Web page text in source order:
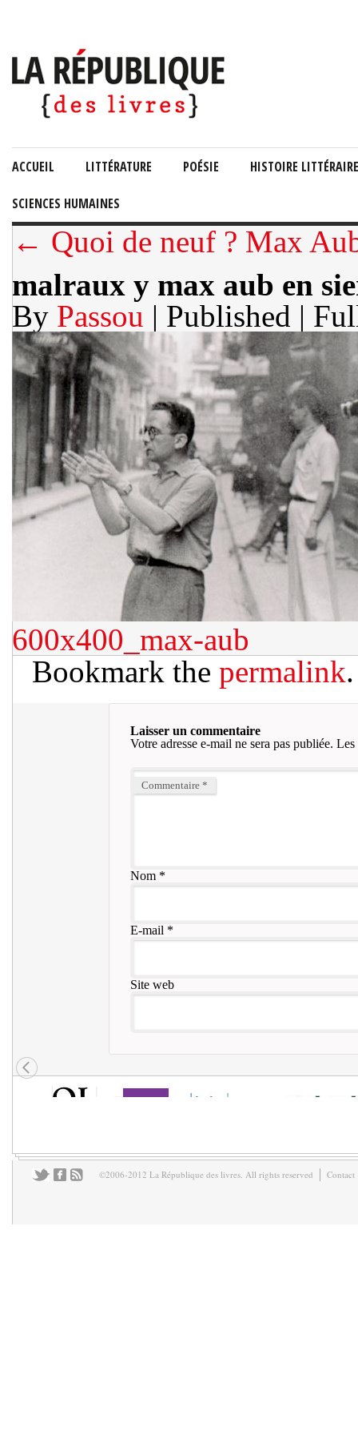
ACCUEIL LITTÉRATURE POÉSIE HISTOIRE LITTÉRAIRE
SCIENCES HUMAINES
← Quoi de neuf ? Max
malraux y max aub en
By Passou | Published |
600x400_max-aub
Bookmark the permalink.
Laisser un commentaire
Votre adresse e-mail ne sera pas publiée. Les
Commentaire *
Nom*
E-mail *
Site web
©2006-2012 La République des livres. All rights reserved Contact